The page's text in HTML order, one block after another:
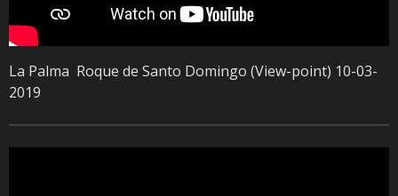
La Palma Roque de Santo Domingo (View-point) 10-03-
2019